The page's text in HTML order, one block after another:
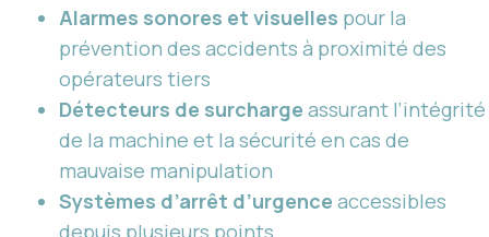
Alarmes sonores et visuelles pour la
prévention des accidents à proximité des
opérateurs tiers
Détecteurs de surcharge assurant l’intégrité
de la machine et la sécurité en cas de
mauvaise manipulation
Systèmes d’arrêt d’urgence accessibles
depuis plusieurs points